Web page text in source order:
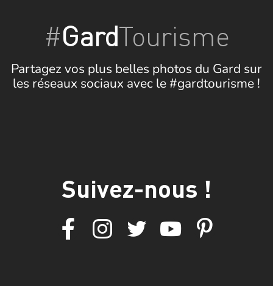
#GardTourisme
Partagez vos plus belles photos du Gard sur
les réseaux sociaux avec le #gardtourisme !
Suivez-nous !